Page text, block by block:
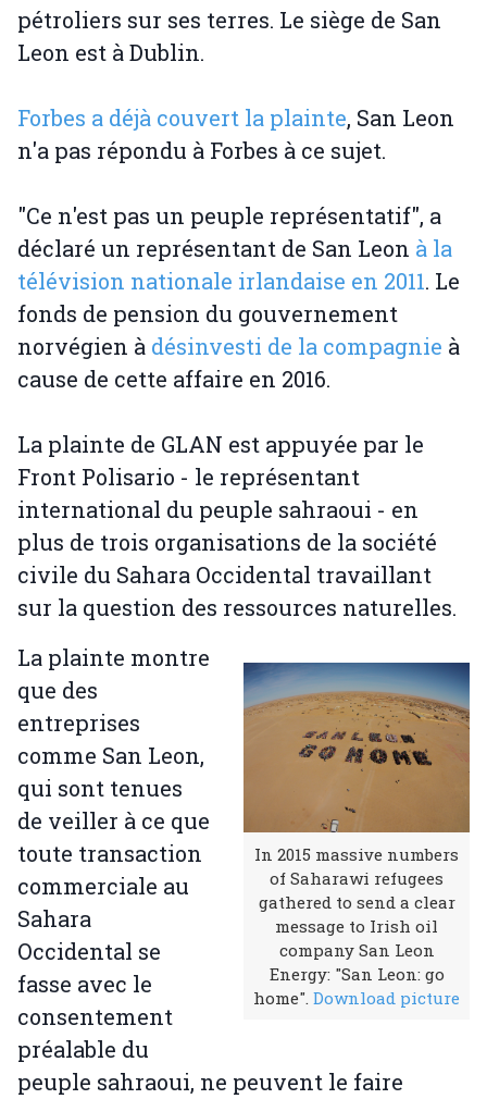
pétroliers sur ses terres. Le siège de San
Leon est à Dublin.
Forbes a déjà couvert la plainte, San Leon
n'a pas répondu à Forbes à ce sujet.
"Ce n'est pas un peuple représentatif", a
déclaré un représentant de San Leon à la
télévision nationale irlandaise en 2011. Le
fonds de pension du gouvernement
norvégien à désinvesti de la compagnie à
cause de cette affaire en 2016.
La plainte de GLAN est appuyée par le
Front Polisario - le représentant
international du peuple sahraoui - en
plus de trois organisations de la société
civile du Sahara Occidental travaillant
sur la question des ressources naturelles.
In 2015 massive numbers
of Saharawi refugees
gathered to send a clear
message to Irish oil
company San Leon
Energy: "San Leon: go
home". Download picture
La plainte montre
que des
entreprises
comme San Leon,
qui sont tenues
de veiller à ce que
toute transaction
commerciale au
Sahara
Occidental se
fasse avec le
consentement
préalable du
peuple sahraoui, ne peuvent le faire